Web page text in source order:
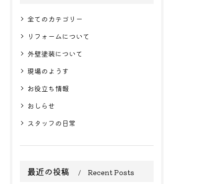
全てのカテゴリー
リフォームについて
外壁塗装について
現場のようす
お役立ち情報
おしらせ
スタッフの日常
最近の投稿 Recent Posts